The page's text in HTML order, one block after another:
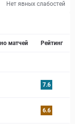
Нет явных слабостей
матчей Рейтинг
7.6
6.6